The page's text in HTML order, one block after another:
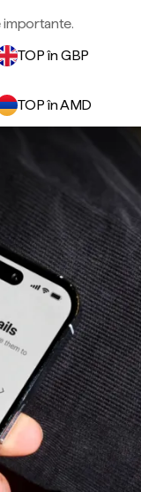
importante.
TOP în GBP
TOP în AMD